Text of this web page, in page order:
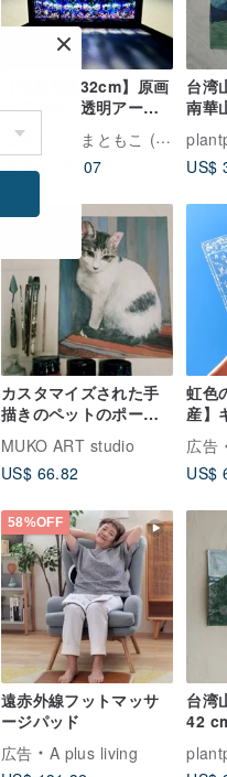
【宝石月夜32cm】原画
一点のみ 透明アー
ト 影絵 インテリ
ア 満月 絵画 夜
空 星空
広告
てじまともこ (北海道にじいろ絵描き)
US$ 1,130.07
台湾
南華
US$
カスタマイズされた手
描きのペットのポート
レート/アクリル画の水
彩鉛筆/リアルで繊細な
スタイル
MUKO ART studio
US$ 66.82
虹色
産】
い
広告
US$
58%OFF
遠赤外線フットマッサ
ージパッド
広告
A plus living
台湾
42